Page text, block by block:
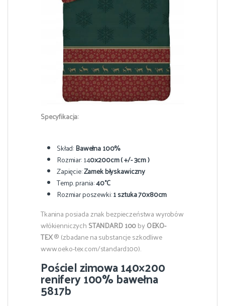
Specyfikacja:
Skład:Bawełna 100%
Rozmiar: 140x200cm ( +/- 3cm )
Zapięcie:Zamek błyskawiczny
Temp. prania:40°C
Rozmiar poszewki:1 sztuka 70x80cm
Tkanina posiada znak bezpieczeństwa wyrobów
włókienniczych STANDARD 100byOEKO-
TEX® (zbadane na substancje szkodliwe
www.oeko-tex.com/standard100).
Pościel zimowa 140×200
renifery 100% bawełna
5817b